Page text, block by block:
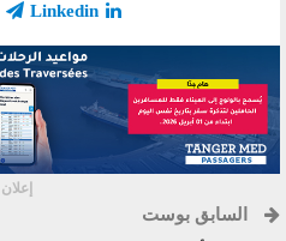
Linkedin
إعلان
السابق بوست